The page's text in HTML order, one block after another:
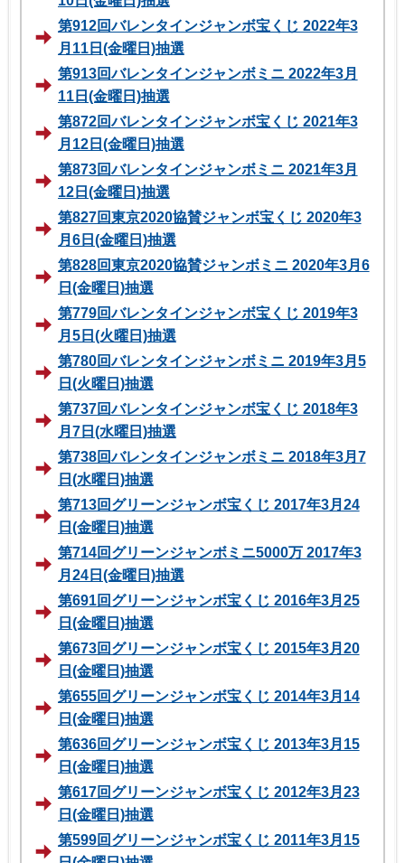
第912回バレンタインジャンボ宝くじ 2022年3
月11日(金曜日)抽選
第913回バレンタインジャンボミニ 2022年3月
11日(金曜日)抽選
第872回バレンタインジャンボ宝くじ 2021年3
月12日(金曜日)抽選
第873回バレンタインジャンボミニ 2021年3月
12日(金曜日)抽選
第827回東京2020協賛ジャンボ宝くじ 2020年3
月6日(金曜日)抽選
第828回東京2020協賛ジャンボミニ 2020年3月6
日(金曜日)抽選
第779回バレンタインジャンボ宝くじ 2019年3
月5日(火曜日)抽選
第780回バレンタインジャンボミニ 2019年3月5
日(火曜日)抽選
第737回バレンタインジャンボ宝くじ 2018年3
月7日(水曜日)抽選
第738回バレンタインジャンボミニ 2018年3月7
日(水曜日)抽選
第713回グリーンジャンボ宝くじ 2017年3月24
日(金曜日)抽選
第714回グリーンジャンボミニ5000万 2017年3
月24日(金曜日)抽選
第691回グリーンジャンボ宝くじ 2016年3月25
日(金曜日)抽選
第673回グリーンジャンボ宝くじ 2015年3月20
日(金曜日)抽選
第655回グリーンジャンボ宝くじ 2014年3月14
日(金曜日)抽選
第636回グリーンジャンボ宝くじ 2013年3月15
日(金曜日)抽選
第617回グリーンジャンボ宝くじ 2012年3月23
日(金曜日)抽選
第599回グリーンジャンボ宝くじ 2011年3月15